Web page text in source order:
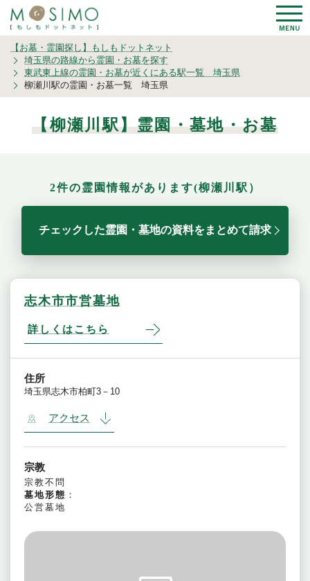
【お墓・霊園探し】もしもドットネット
埼玉県の路線から霊園・お墓を探す
東武東上線の霊園・お墓が近くにある駅一覧 埼玉県
柳瀬川駅の霊園・お墓一覧 埼玉県
【柳瀬川駅】霊園・墓地・お墓
2件の霊園情報があります(柳瀬川駅）
チェックした霊園・墓地の資料をまとめて請求
志木市市営墓地
詳しくはこちら
住所
埼玉県志木市柏町3－10
アクセス
宗教
宗教不問
墓地形態 ：
公営墓地